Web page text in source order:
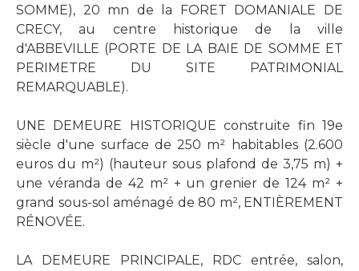
SOMME), 20 mn de la FORET DOMANIALE DE
CRECY, au centre historique de la ville
d'ABBEVILLE (PORTE DE LA BAIE DE SOMME ET
PERIMETRE DU SITE PATRIMONIAL
REMARQUABLE).
UNE DEMEURE HISTORIQUE construite fin 19e
siècle d'une surface de 250 m² habitables (2.600
euros du m²) (hauteur sous plafond de 3,75 m) +
une véranda de 42 m² + un grenier de 124 m² +
grand sous-sol aménagé de 80 m², ENTIÈREMENT
RÉNOVÉE.
LA DEMEURE PRINCIPALE, RDC entrée, salon,